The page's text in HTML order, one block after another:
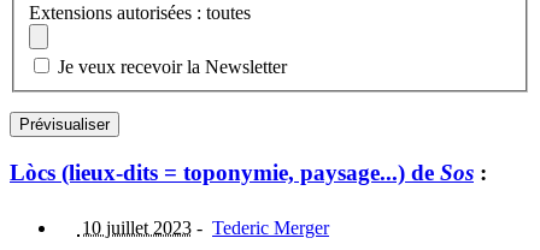
Extensions autorisées : toutes
Je veux recevoir la Newsletter
Lòcs (lieux-dits = toponymie, paysage...) de Sos :
10 juillet 2023 - Tederic Merger